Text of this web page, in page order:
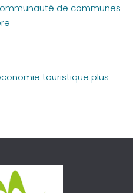
de communes
touristique plus